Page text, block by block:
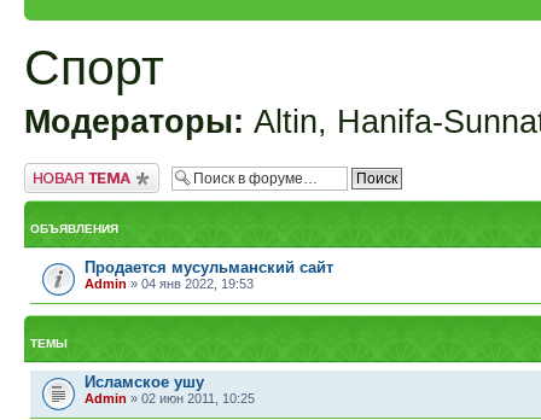
Спорт
Модераторы: Altin, Hanifa-
Новая тема
ОБЪЯВЛЕНИЯ
Продается мусульманский сайт
Admin » 04 янв 2022, 19:53
ТЕМЫ
Исламское ушу
Admin » 02 июн 2011, 10:25